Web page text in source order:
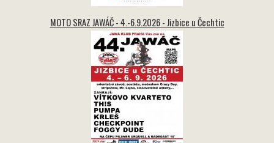
MOTO SRAZ JAWÁČ - 4.-6.9.2026 - Jizbice u Čechtic